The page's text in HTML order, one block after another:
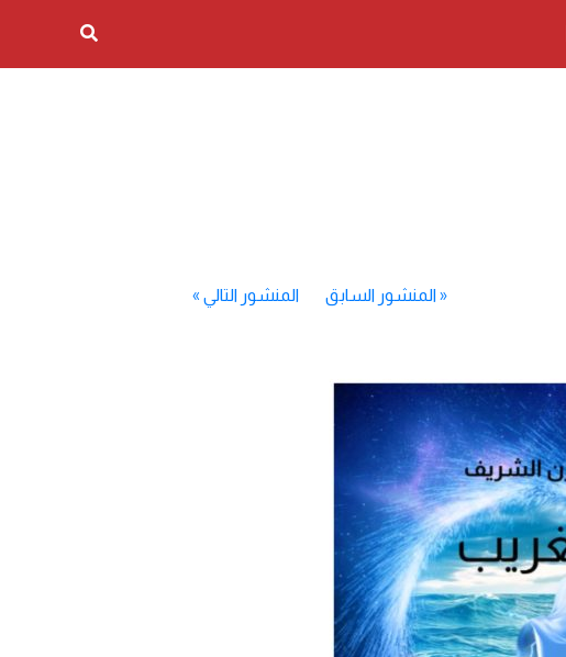
«المنشور السابق المنشور التالي »